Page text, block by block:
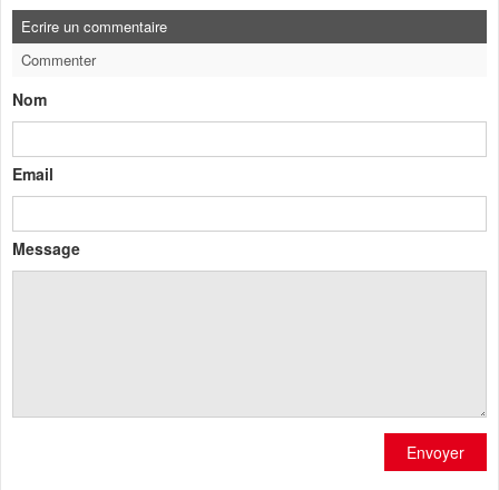
Ecrire un commentaire
Commenter
Nom
Email
Message
Envoyer